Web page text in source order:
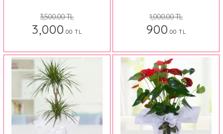
3,500.00 TL
3,000.00 TL
1,000.00 TL
900.00 TL